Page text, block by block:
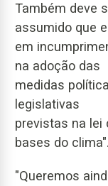
Também deve
assumido que
em
na adoção das
medidas
legislativas
previstas na lei
bases do clima".
"Queremos